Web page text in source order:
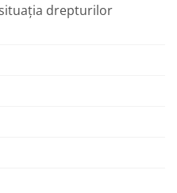
drepturilor